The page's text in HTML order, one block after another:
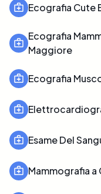
Ecografia Cute
Ecografia
Maggiore
Ecografia
Esame Del
Mammografia